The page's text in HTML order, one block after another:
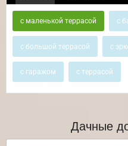
с маленькой террасой с
с большой террасой с
с гаражом с террасой
Дачные